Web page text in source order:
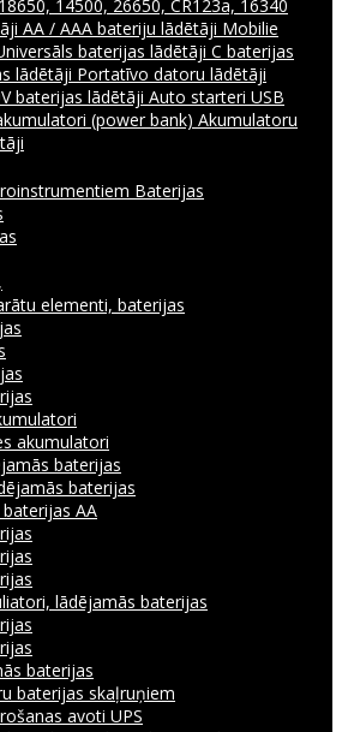
18650, 14500, 26650, CR123a, 16340
AA / AAA bateriju lādētāji Mobilie
baterijas lādētāji C baterijas
lādētāji Portatīvo datoru lādētāji
baterijas lādētāji Auto starteri USB
(power bank) Akumulatoru
Baterijas
elementi, baterijas
akumulatori
baterijas
baterijas
AA
lādējamās baterijas
baterijas
baterijas skaļruņiem
avoti UPS